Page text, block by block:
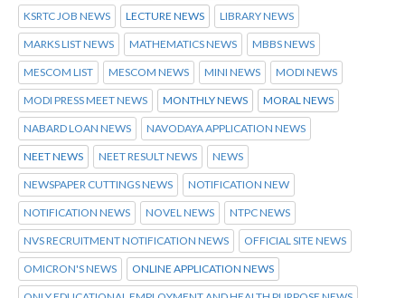
KSRTC JOB NEWS LECTURE NEWS LIBRARY NEWS
MARKS LIST NEWS MATHEMATICS NEWS MBBS NEWS
MESCOM LIST MESCOM NEWS MINI NEWS MODI NEWS
MODI PRESS MEET NEWS MONTHLY NEWS MORAL NEWS
NABARD LOAN NEWS NAVODAYA APPLICATION NEWS
NEET NEWS NEET RESULT NEWS NEWS
NEWSPAPER CUTTINGS NEWS NOTIFICATION NEW
NOTIFICATION NEWS NOVEL NEWS NTPC NEWS
NVS RECRUITMENT NOTIFICATION NEWS OFFICIAL SITE NEWS
OMICRON'S NEWS ONLINE APPLICATION NEWS